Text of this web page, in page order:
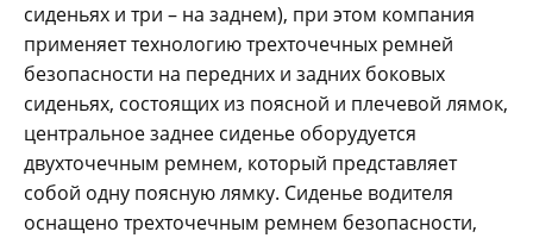
сиденьях и три – на заднем), при этом компания
применяет технологию трехточечных ремней
безопасности на передних и задних боковых
сиденьях, состоящих из поясной и плечевой лямок,
центральное заднее сиденье оборудуется
двухточечным ремнем, который представляет
собой одну поясную лямку. Сиденье водителя
оснащено трехточечным ремнем безопасности,